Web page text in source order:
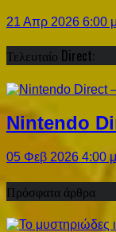
21 Απρ 2026 6:00
Τελευταίο Direct:
Nintendo
05 Φεβ 2026 4:00
Πρόσφατα άρθρα